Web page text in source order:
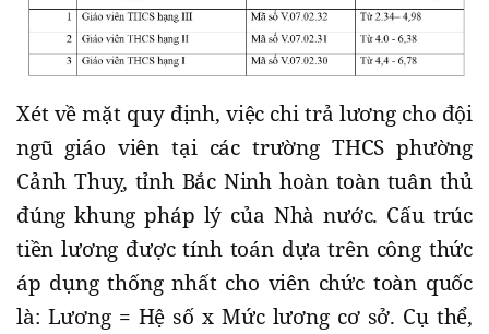
Xét về mặt quy định, việc chi trả lương cho đội
ngũ giáo viên tại các trường THCS phường
Cảnh Thuỵ, tỉnh Bắc Ninh hoàn toàn tuân thủ
đúng khung pháp lý của Nhà nước. Cấu trúc
tiền lương được tính toán dựa trên công thức
áp dụng thống nhất cho viên chức toàn quốc
là: Lương = Hệ số x Mức lương cơ sở. Cụ thể,